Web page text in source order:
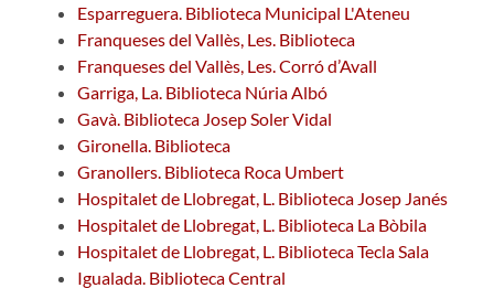
Esparreguera. Biblioteca Municipal L'Ateneu
Franqueses del Vallès, Les. Biblioteca
Franqueses del Vallès, Les. Corró d’Avall
Garriga, La. Biblioteca Núria Albó
Gavà. Biblioteca Josep Soler Vidal
Gironella. Biblioteca
Granollers. Biblioteca Roca Umbert
Hospitalet de Llobregat, L. Biblioteca Josep Janés
Hospitalet de Llobregat, L. Biblioteca La Bòbila
Hospitalet de Llobregat, L. Biblioteca Tecla Sala
Igualada. Biblioteca Central